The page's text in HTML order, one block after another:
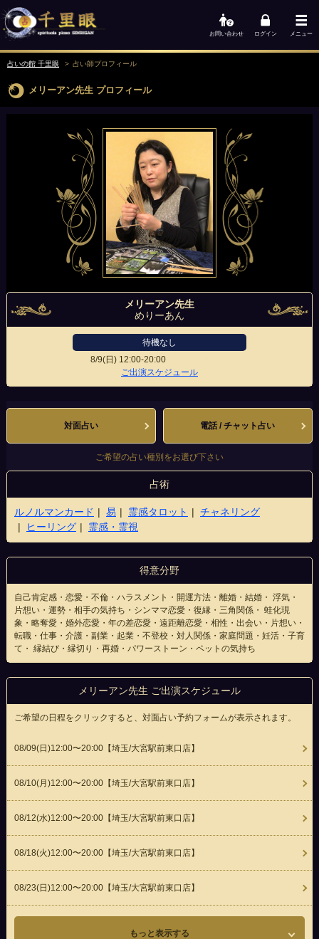
お問い合わせ ログイン メニュー
占いの館 千里眼 占い師プロフィール
メリーアン先生 プロフィール
メリーアン先生
めりーあん
待機なし
8/9(日) 12:00-20:00
ご出演スケジュール
対面占い 電話 / チャット占い
ご希望の占い種別をお選び下さい
占術
ルノルマンカード 易 霊感タロット
チャネリング
ヒーリング
霊感・霊視
得意分野
自己肯定感・恋愛・不倫・ハラスメント・開運方法・離婚・結婚・ 浮気・
片想い・運勢・相手の気持ち・シンママ恋愛・復縁・三角関係・ 蛙化現
象・略奪愛・婚外恋愛・年の差恋愛・遠距離恋愛・相性・出会い・片想い・
転職・仕事・介護・副業・起業・不登校・対人関係・家庭問題・妊活・子育
て・ 縁結び・縁切り・再婚・パワーストーン・ペットの気持ち
メリーアン先生 ご出演スケジュール
ご希望の日程をクリックすると、対面占い予約フォームが表示されます。
08/09(日 )12:00〜20:00【埼玉/大宮駅前東口店】
08/10(月 )12:00〜20:00【埼玉/大宮駅前東口店】
08/12(水)12:00〜20:00【埼玉/大宮駅前東口店】
08/18(火)12:00〜20:00【埼玉/大宮駅前東口店】
08/23(日 )12:00〜20:00【埼玉/大宮駅前東口店】
もっと表示する